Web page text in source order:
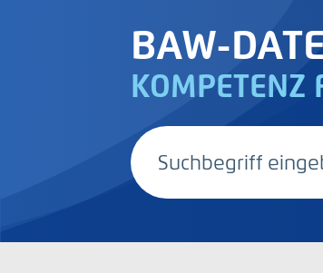
BAW-
KOMPETENZ